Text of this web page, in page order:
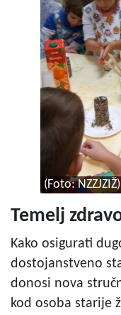
(Foto: NZZJZIŽ)
Temelj
Kako osigurati
dostojanstveno
donosi nova
kod osoba starije